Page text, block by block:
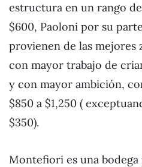
estructura en un rango
$600, Paoloni por su
provienen de las mejores
con mayor trabajo de
y con mayor ambición,
$850 a $1,250 (
$350).
Montefiori es una